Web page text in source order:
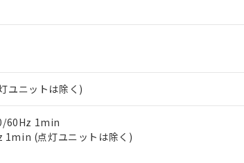
ユニットは除く)
60Hz 1min
1min (点灯ユニットは除く)
リスト作成サービス）をご利用いただくには、I-Web
上で当社にご登録された部品リストについて、当
スに関するお客様との取引・商談に必要な範囲で
、"個人情報の共同利用に関して"
ード
ロードすることができます。
含有証明書
基準）
有を証明するもので、過去に遡って非含有を証明
ステル類４物質の対応では、対応完了までの期
のすべてが基準値以下であることを示します。
おいて有害物質が外部に漏えいし、環境に深刻な影
部門へお問い合わせください。
売員にご確認ください)
在庫状況の情報を公開していない機種